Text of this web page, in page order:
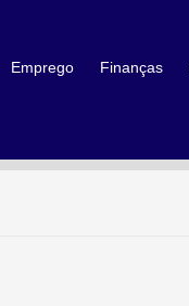
Emprego Finanças